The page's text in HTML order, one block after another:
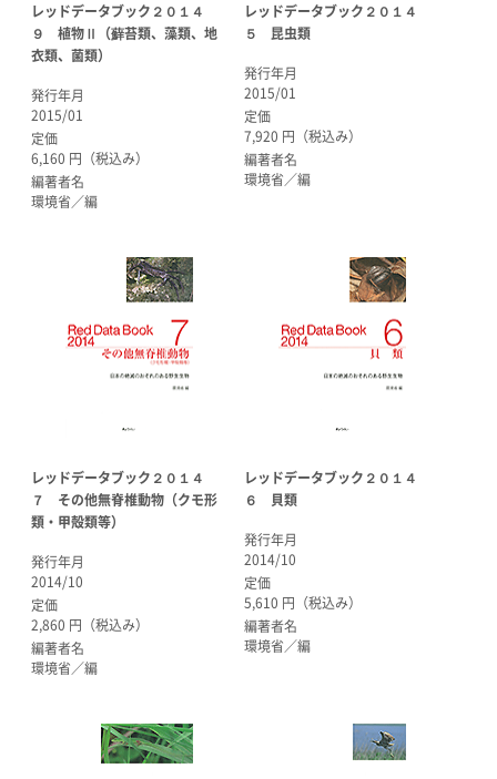
レッドデータブック２０１４
９ 植物Ⅱ（蘚苔類、藻類、地
衣類、菌類）
発行年月
2015/01
定価
6,160 円（税込み）
編著者名
環境省／編
レッドデータブック２０１４
５ 昆虫類
発行年月
2015/01
定価
7,920 円（税込み）
編著者名
環境省／編
レッドデータブック２０１４
７ その他無脊椎動物（クモ形
類・甲殻類等）
発行年月
2014/10
定価
2,860 円（税込み）
編著者名
環境省／編
レッドデータブック２０１４
６ 貝類
発行年月
2014/10
定価
5,610 円（税込み）
編著者名
環境省／編